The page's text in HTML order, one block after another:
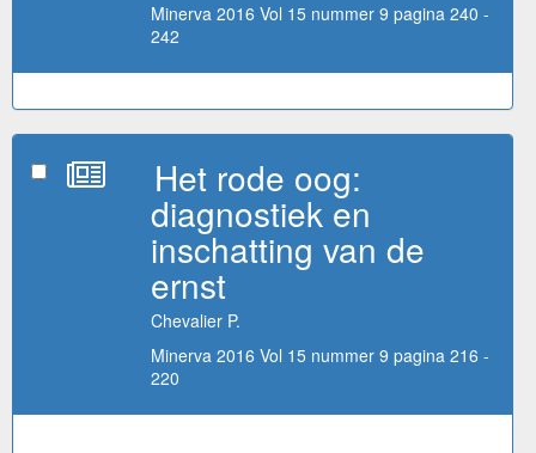
Minerva 2016 Vol 15 nummer 9 pagina 240 -
242
Het rode oog:
diagnostiek en
inschatting van de
ernst
Chevalier P.
Minerva 2016 Vol 15 nummer 9 pagina 216 -
220